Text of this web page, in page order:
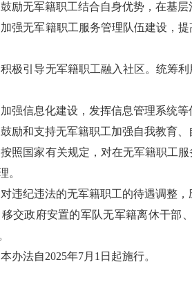
鼓励无军籍职工结合自身优势，在基层
加强无军籍职工服务管理队伍建设，
积极引导无军籍职工融入社区。统筹
加强信息化建设，发挥信息管理系统
鼓励和支持无军籍职工加强自我教育
按照国家有关规定，对在无军籍职工
。
对违纪违法的无军籍职工的待遇调整
移交政府安置的军队无军籍离休干部
本办法自2025年7月1日起施行。